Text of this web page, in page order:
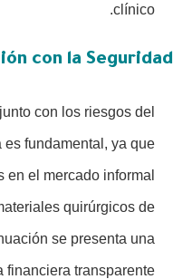
clínico.
con la Seguridad
con los riesgos del
fundamental, ya que
en el mercado informal
quirúrgicos de
se presenta una
financiera transparente: